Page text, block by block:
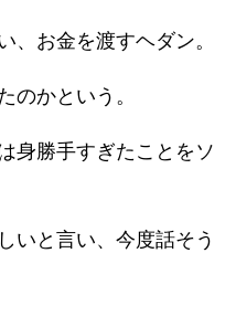
、お金を渡すヘダン。
のかという。
身勝手すぎたことをソ
いと言い、今度話そう